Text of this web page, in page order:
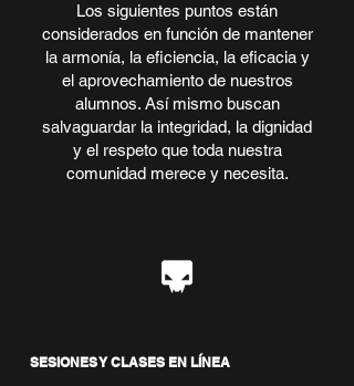
Los siguientes puntos están
considerados en función de mantener
la armonía, la eficiencia, la eficacia y
el aprovechamiento de nuestros
alumnos. Así mismo buscan
salvaguardar la integridad, la dignidad
y el respeto que toda nuestra
comunidad merece y necesita.
SESIONES Y CLASES EN LÍNEA